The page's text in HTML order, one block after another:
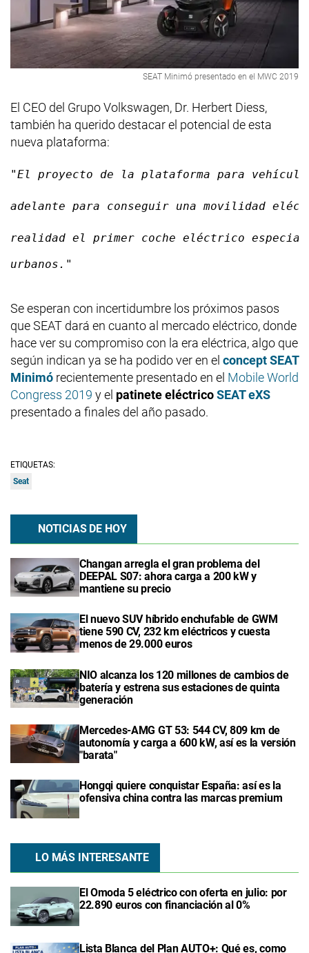
SEAT Minimó presentado en el MWC 2019
El CEO del Grupo Volkswagen, Dr. Herbert Diess,
también ha querido destacar el potencial de esta
nueva plataforma:
"El proyecto de la plataforma para
adelante para conseguir una movilidad
realidad el primer coche eléctrico
urbanos."
Se esperan con incertidumbre los próximos pasos
que SEAT dará en cuanto al mercado eléctrico, donde
hace ver su compromiso con la era eléctrica, algo que
según indican ya se ha podido ver en el concept SEAT
Minimó recientemente presentado en el Mobile World
Congress 2019 y el patinete eléctricoSEAT eXS
presentado a finales del año pasado.
ETIQUETAS:
Seat
NOTICIAS DE HOY
Changan arregla el gran problema del
DEEPAL S07: ahora carga a 200 kW y
mantiene su precio
El nuevo SUV híbrido enchufable de GWM
tiene 590 CV, 232 km eléctricos y cuesta
menos de 29.000 euros
NIO alcanza los 120 millones de cambios de
batería y estrena sus estaciones de quinta
generación
Mercedes-AMG GT 53: 544 CV, 809 km de
autonomía y carga a 600 kW, así es la versión
"barata"
Hongqi quiere conquistar España: así es la
ofensiva china contra las marcas premium
LO MÁS INTERESANTE
El Omoda 5 eléctrico con oferta en julio: por
22.890 euros con financiación al 0%
Lista Blanca del Plan AUTO+: Qué es, como